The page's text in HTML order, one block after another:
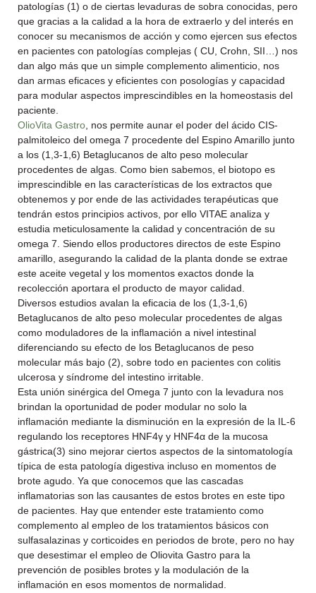
patologías (1) o de ciertas levaduras de sobra conocidas, pero
que gracias a la calidad a la hora de extraerlo y del interés en
conocer su mecanismos de acción y como ejercen sus efectos
en pacientes con patologías complejas ( CU, Crohn, SII…) nos
dan algo más que un simple complemento alimenticio, nos
dan armas eficaces y eficientes con posologías y capacidad
para modular aspectos imprescindibles en la homeostasis del
paciente.
OlioVita Gastro , nos permite aunar el poder del ácido CIS-
palmitoleico del omega 7 procedente del Espino Amarillo junto
a los (1,3-1,6) Betaglucanos de alto peso molecular
procedentes de algas. Como bien sabemos, el biotopo es
imprescindible en las características de los extractos que
obtenemos y por ende de las actividades terapéuticas que
tendrán estos principios activos, por ello VITAE analiza y
estudia meticulosamente la calidad y concentración de su
omega 7. Siendo ellos productores directos de este Espino
amarillo, asegurando la calidad de la planta donde se extrae
este aceite vegetal y los momentos exactos donde la
recolección aportara el producto de mayor calidad.
Diversos estudios avalan la eficacia de los (1,3-1,6)
Betaglucanos de alto peso molecular procedentes de algas
como moduladores de la inflamación a nivel intestinal
diferenciando su efecto de los Betaglucanos de peso
molecular más bajo (2), sobre todo en pacientes con colitis
ulcerosa y síndrome del intestino irritable.
Esta unión sinérgica del Omega 7 junto con la levadura nos
brindan la oportunidad de poder modular no solo la
inflamación mediante la disminución en la expresión de la IL-6
regulando los receptores HNF4γ y HNF4α de la mucosa
gástrica(3) sino mejorar ciertos aspectos de la sintomatología
típica de esta patología digestiva incluso en momentos de
brote agudo. Ya que conocemos que las cascadas
inflamatorias son las causantes de estos brotes en este tipo
de pacientes. Hay que entender este tratamiento como
complemento al empleo de los tratamientos básicos con
sulfasalazinas y corticoides en periodos de brote, pero no hay
que desestimar el empleo de Oliovita Gastro para la
prevención de posibles brotes y la modulación de la
inflamación en esos momentos de normalidad.